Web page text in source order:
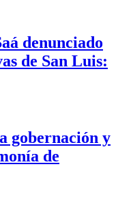
denunciado
de San Luis:
gobernación y
de